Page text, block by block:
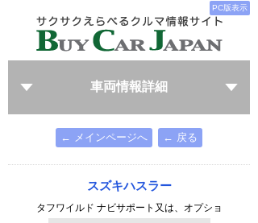
PC版表示
車両情報詳細
← メインページへ ← 戻る
スズキハスラー
タフワイルド ナビサポート又は、オプショ